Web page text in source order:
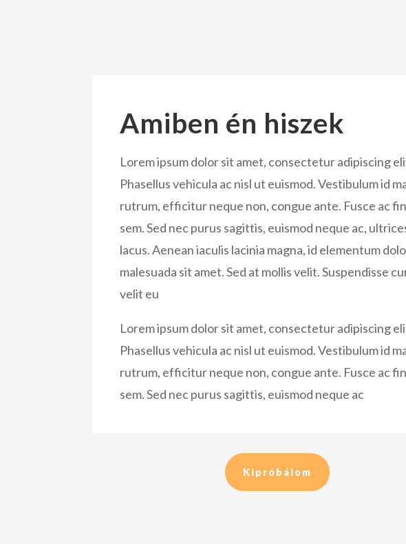
Amiben én hiszek
Lorem ipsum dolor sit amet, consectetur adipiscing
Phasellus vehicula ac nisl ut euismod. Vestibulum id
rutrum, efficitur neque non, congue ante. Fusce ac
sem. Sed nec purus sagittis, euismod neque ac,
lacus. Aenean iaculis lacinia magna, id elementum
malesuada sit amet. Sed at mollis velit. Suspendisse
velit eu
Lorem ipsum dolor sit amet, consectetur adipiscing
Phasellus vehicula ac nisl ut euismod. Vestibulum id
rutrum, efficitur neque non, congue ante. Fusce ac
sem. Sed nec purus sagittis, euismod neque ac
Kipróbálom